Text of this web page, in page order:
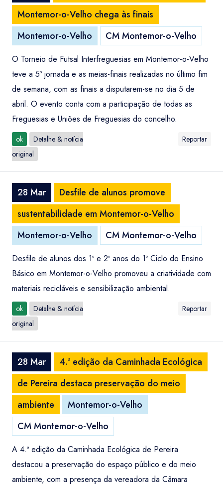
Montemor-o-Velho chega às finais
Montemor-o-Velho
CM Montemor-o-Velho
O Torneio de Futsal Interfreguesias em Montemor-o-Velho
teve a 5ª jornada e as meias-finais realizadas no último fim
de semana, com as finais a disputarem-se no dia 5 de
abril. O evento conta com a participação de todas as
Freguesias e Uniões de Freguesias do concelho.
ok
Detalhe & notícia
original
Reportar
28 Mar
Desfile de alunos promove
sustentabilidade em Montemor-o-Velho
Montemor-o-Velho
CM Montemor-o-Velho
Desfile de alunos dos 1º e 2º anos do 1º Ciclo do Ensino
Básico em Montemor-o-Velho promoveu a criatividade com
materiais recicláveis e sensibilização ambiental.
ok
Detalhe & notícia
original
Reportar
28 Mar
4.ª edição da Caminhada Ecológica
de Pereira destaca preservação do meio
ambiente
Montemor-o-Velho
CM Montemor-o-Velho
A 4.ª edição da Caminhada Ecológica de Pereira
destacou a preservação do espaço público e do meio
ambiente, com a presença da vereadora da Câmara